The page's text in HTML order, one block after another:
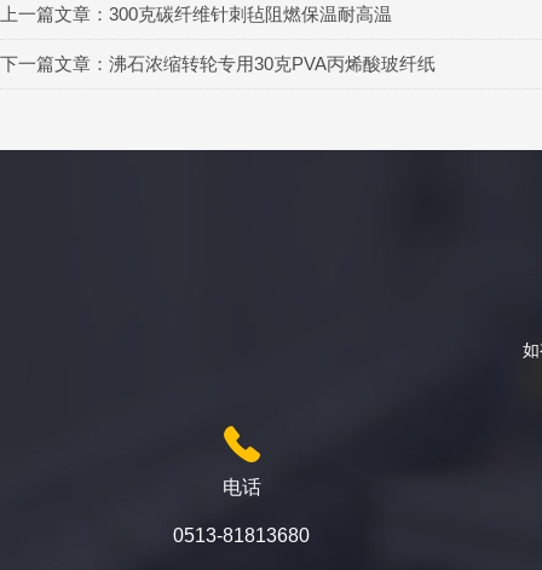
上一篇文章： 300克碳纤维针刺毡阻燃保温耐高温
下一篇文章： 沸石浓缩转轮专用30克PVA丙烯酸玻纤纸
电话
0513-81813680